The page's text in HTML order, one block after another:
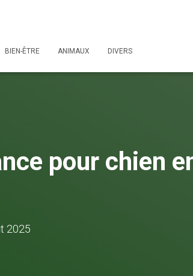
BIEN-ÊTRE ANIMAUX DIVERS
pour chien
2025